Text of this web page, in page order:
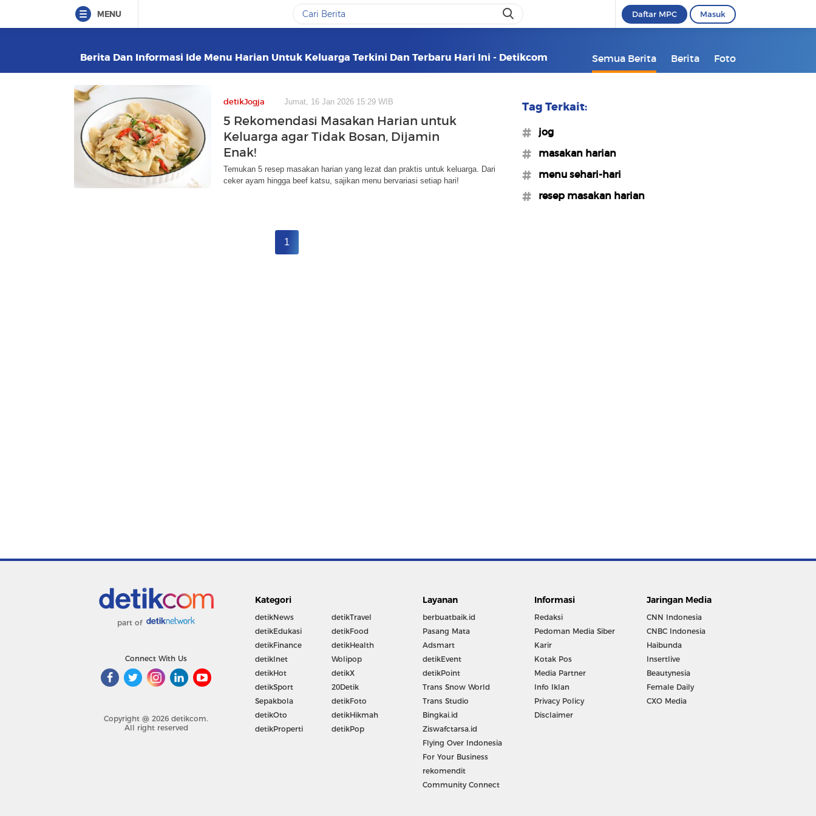
MENU Daftar MPC Masuk
Berita Dan Informasi Ide Menu Harian Untuk Keluarga Terkini Dan Terbaru Hari Ini - Detikcom Semua Berita Berita Foto
detikJogja Jumat, 16 Jan 2026 15:29 WIB
5 Rekomendasi Masakan Harian untuk
Keluarga agar Tidak Bosan, Dijamin
Enak!
Temukan 5 resep masakan harian yang lezat dan praktis untuk keluarga. Dari
ceker ayam hingga beef katsu, sajikan menu bervariasi setiap hari!
1
Tag Terkait:
#jog
#masakan harian
#menu sehari-hari
#resep masakan harian
part of
Connect With Us
Copyright @ 2026 detikcom.
All right reserved
Kategori
detikNews
detikEdukasi
detikFinance
detikInet
detikHot
detikSport
Sepakbola
detikOto
detikProperti
detikTravel
detikFood
detikHealth
Wolipop
detikX
20Detik
detikFoto
detikHikmah
detikPop
Layanan
berbuatbaik.id
Pasang Mata
Adsmart
detikEvent
detikPoint
Trans Snow World
Trans Studio
Bingkai.id
Ziswafctarsa.id
Flying Over Indonesia
For Your Business
rekomendit
Community Connect
Informasi
Redaksi
Pedoman Media Siber
Karir
Kotak Pos
Media Partner
Info Iklan
Privacy Policy
Disclaimer
Jaringan Media
CNN Indonesia
CNBC Indonesia
Haibunda
Insertlive
Beautynesia
Female Daily
CXO Media